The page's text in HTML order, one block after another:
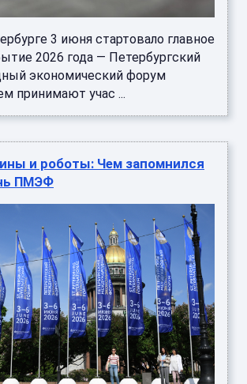
3 июня стартовало главное
2026 года — Петербургский
экономический форум
принимают учас ...
и роботы: Чем запомнился
ПМЭФ